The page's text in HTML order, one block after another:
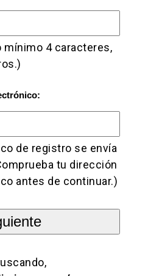
mínimo 4 caracteres,
de registro se envía
tu dirección
antes de continuar.)